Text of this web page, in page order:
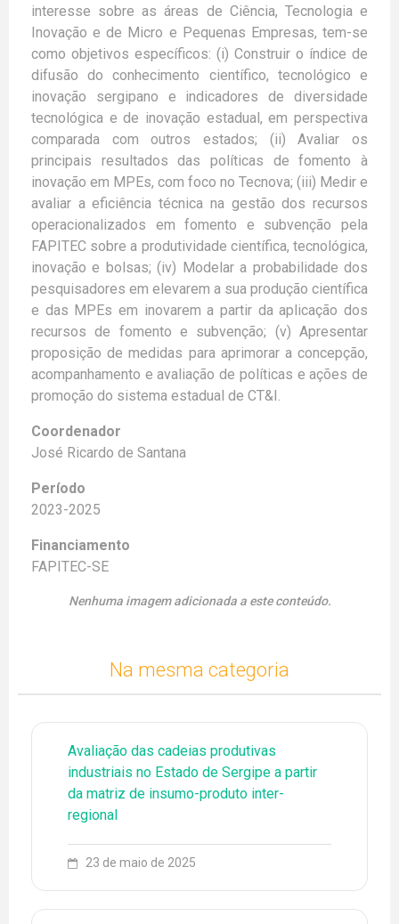
interesse sobre as áreas de Ciência, Tecnologia e
Inovação e de Micro e Pequenas Empresas, tem-se
como objetivos específicos: (i) Construir o índice de
difusão do conhecimento científico, tecnológico e
inovação sergipano e indicadores de diversidade
tecnológica e de inovação estadual, em perspectiva
comparada com outros estados; (ii) Avaliar os
principais resultados das políticas de fomento à
inovação em MPEs, com foco no Tecnova; (iii) Medir e
avaliar a eficiência técnica na gestão dos recursos
operacionalizados em fomento e subvenção pela
FAPITEC sobre a produtividade científica, tecnológica,
inovação e bolsas; (iv) Modelar a probabilidade dos
pesquisadores em elevarem a sua produção científica
e das MPEs em inovarem a partir da aplicação dos
recursos de fomento e subvenção; (v) Apresentar
proposição de medidas para aprimorar a concepção,
acompanhamento e avaliação de políticas e ações de
promoção do sistema estadual de CT&I.
Coordenador
José Ricardo de Santana
Período
2023-2025
Financiamento
FAPITEC-SE
Nenhuma imagem adicionada a este conteúdo.
Na mesma categoria
Avaliação das cadeias produtivas
industriais no Estado de Sergipe a partir
da matriz de insumo-produto inter-
regional
23 de maio de 2025